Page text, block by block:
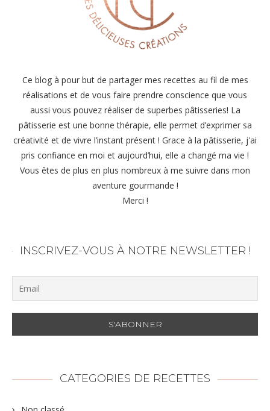
Ce blog à pour but de partager mes recettes au fil de mes
réalisations et de vous faire prendre conscience que vous
aussi vous pouvez réaliser de superbes pâtisseries! La
pâtisserie est une bonne thérapie, elle permet d’exprimer sa
créativité et de vivre l’instant présent ! Grace à la pâtisserie, j'ai
pris confiance en moi et aujourd’hui, elle a changé ma vie !
Vous êtes de plus en plus nombreux à me suivre dans mon
aventure gourmande !
Merci !
INSCRIVEZ-VOUS À NOTRE NEWSLETTER !
CATEGORIES DE RECETTES